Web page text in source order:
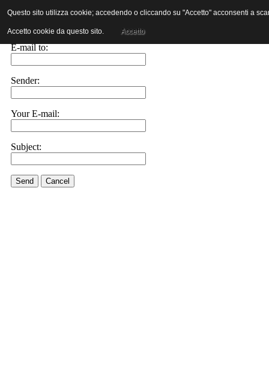
E-mail this link to a friend.
E-mail to:
Sender:
Your E-mail:
Subject:
Send Cancel
Questo sito utilizza cookie; accedendo o cliccando su "Accetto" acconsenti a
Accetto cookie da questo sito. Accetto